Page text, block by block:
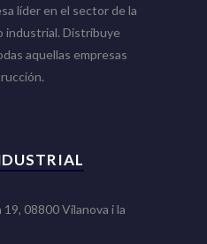
líder en el sector de la
industrial. Distribuye
aquellas empresas
08800 Vilanova i la